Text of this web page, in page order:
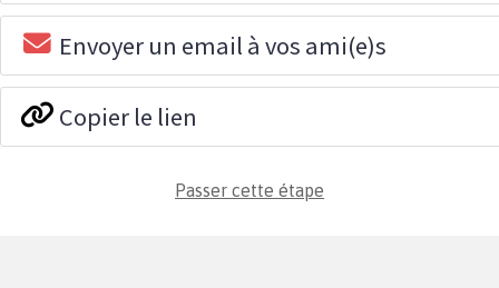
Envoyer un email à vos ami(e)s
Copier le lien
Passer cette étape